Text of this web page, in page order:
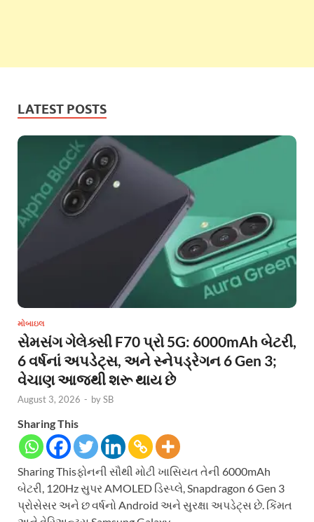
LATEST POSTS
મોબાઇલ
સેમસંગ ગેલેક્સી F70 પ્રો 5G: 6000mAh બેટરી,
6 વર્ષનાં અપડેટ્સ, અને સ્નેપડ્રેગન 6 Gen 3;
વેચાણ આજથી શરૂ થાય છે
August 3, 2026 - bySB
Sharing This
Sharing Thisફોનની સૌથી મોટી ખાસિયત તેની 6000mAh
બેટરી, 120Hz સુપર AMOLED ડિસ્પ્લે, Snapdragon 6 Gen 3
પ્રોસેસર અને છ વર્ષનો Android અને સુરક્ષા અપડેટ્સ છે. કિંમત